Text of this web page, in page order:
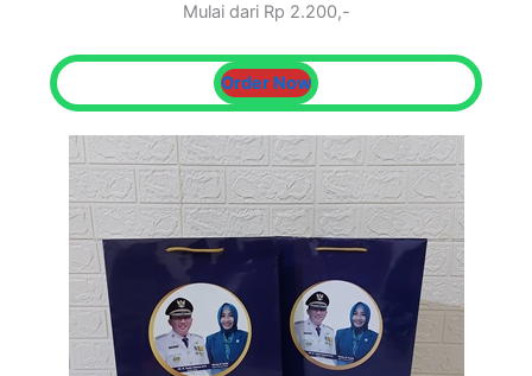
Mulai dari Rp 2.200,-
Order Now